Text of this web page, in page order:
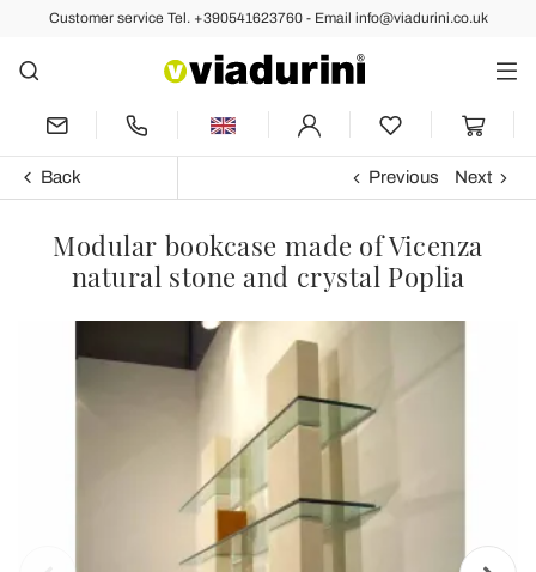
Customer service Tel. +390541623760 - Email info@viadurini.co.uk
Back Previous Next
Modular bookcase made of Vicenza
natural stone and crystal Poplia